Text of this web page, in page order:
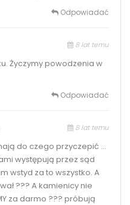
Odpowiadać
8 lat temu
Życzymy powodzenia w
Odpowiadać
8 lat temu
do czego przyczepić …
występują przez sąd
wstyd za to wszystko. A
??? A kamienicy nie
za darmo ??? próbują